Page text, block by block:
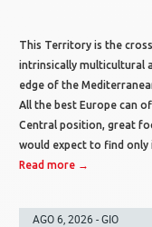
This Territory is the
intrinsically multicultural
edge of the
All the best Europe can
Central position, great
would expect to find only
Read more →
AGO 6, 2026 - GIO